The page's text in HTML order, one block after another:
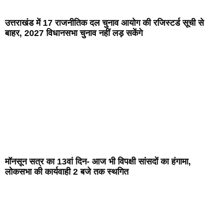
उत्तराखंड में 17 राजनीतिक दल चुनाव आयोग की रजिस्टर्ड सूची से
बाहर, 2027 विधानसभा चुनाव नहीं लड़ सकेंगे
मॉनसून सत्र का 13वां दिन- आज भी विपक्षी सांसदों का हंगामा,
लोकसभा की कार्यवाही 2 बजे तक स्थगित